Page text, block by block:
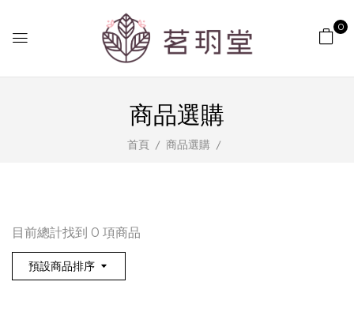
春
美
新
陳
0
商品選購
首頁 商品選購
目前總計找到 0 項商品
預設商品排序